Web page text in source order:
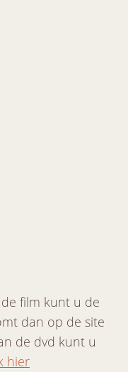
film kunt u de
dan op de site
de dvd kunt u
hier